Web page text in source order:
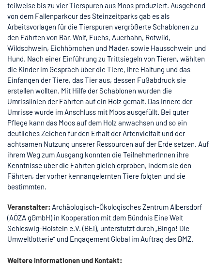
teilweise bis zu vier Tierspuren aus Moos produziert. Ausgehend
von dem Fallenparkour des Steinzeitparks gab es als
Arbeitsvorlagen für die Tierspuren vergrößerte Schablonen zu
den Fährten von Bär, Wolf, Fuchs, Auerhahn, Rotwild,
Wildschwein, Eichhörnchen und Mader, sowie Hausschwein und
Hund. Nach einer Einführung zu Trittsiegeln von Tieren, wählten
die Kinder im Gespräch über die Tiere, ihre Haltung und das
Einfangen der Tiere, das Tier aus, dessen Fußabdruck sie
erstellen wollten. Mit Hilfe der Schablonen wurden die
Umrisslinien der Fährten auf ein Holz gemalt. Das Innere der
Umrisse wurde im Anschluss mit Moos ausgefüllt. Bei guter
Pflege kann das Moos auf dem Holz anwachsen und so ein
deutliches Zeichen für den Erhalt der Artenvielfalt und der
achtsamen Nutzung unserer Ressourcen auf der Erde setzen. Auf
ihrem Weg zum Ausgang konnten die TeilnehmerInnen ihre
Kenntnisse über die Fährten gleich erproben, indem sie den
Fährten, der vorher kennangelernten Tiere folgten und sie
bestimmten.
Veranstalter: Archäologisch-Ökologisches Zentrum Albersdorf
(AÖZA gGmbH) in Kooperation mit dem Bündnis Eine Welt
Schleswig-Holstein e.V. (BEI), unterstützt durch „Bingo! Die
Umweltlotterie“ und Engagement Global im Auftrag des BMZ.
Weitere Informationen und Kontakt: